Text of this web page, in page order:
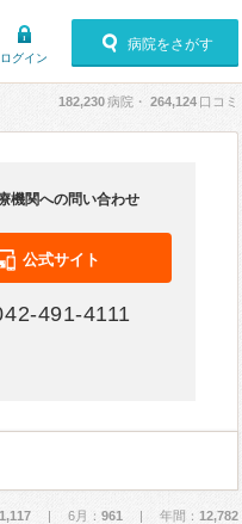
ログイン
病院をさがす
182,230病院・ 264,124 口コミ
機関への問い合わせ
公式サイト
491-4111
1,117 | 6月： 961 | 年間： 12,782